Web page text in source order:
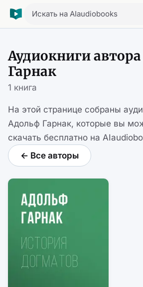
Искать на AIaudiobooks
Аудиокниги
Гарнак
1 книга
На этой странице собраны
Адольф Гарнак, которые вы
скачать бесплатно на
← Все авторы